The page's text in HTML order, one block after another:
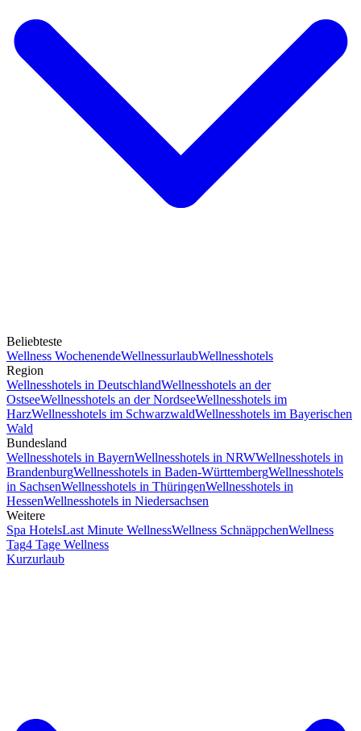
Beliebteste
Wellness WochenendeWellnessurlaubWellnesshotels
Region
Wellnesshotels in DeutschlandWellnesshotels an der
OstseeWellnesshotels an der NordseeWellnesshotels im
HarzWellnesshotels im SchwarzwaldWellnesshotels im Bayerischen
Wald
Bundesland
Wellnesshotels in BayernWellnesshotels in NRWWellnesshotels in
BrandenburgWellnesshotels in Baden-WürttembergWellnesshotels
in SachsenWellnesshotels in ThüringenWellnesshotels in
HessenWellnesshotels in Niedersachsen
Weitere
Spa HotelsLast Minute WellnessWellness SchnäppchenWellness
Tag4 Tage Wellness
Kurzurlaub